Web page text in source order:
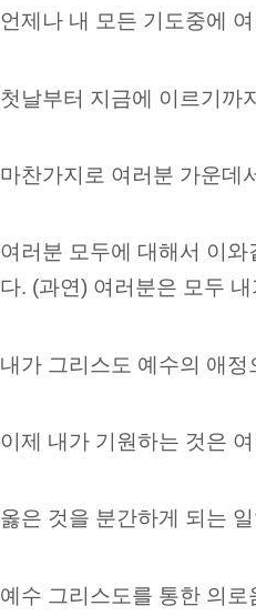
언제나 내 모든 기도중에
첫날부터 지금에 이르기까
마찬가지로 여러분 가운데
여러분 모두에 대해서 이
다. (과연) 여러분은 모두
내가 그리스도 예수의 애
이제 내가 기원하는 것은
옳은 것을 분간하게 되는
예수 그리스도를 통한 의